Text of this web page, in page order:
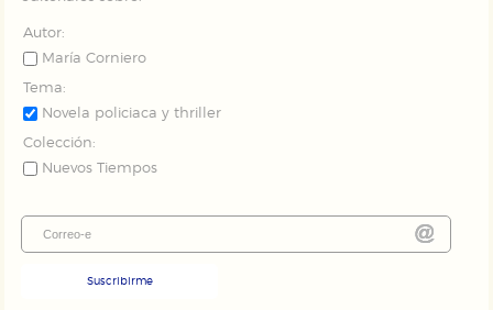
Autor:
María Corniero
Tema:
Novela policiaca y thriller
Colección:
Nuevos Tiempos
Suscribirme